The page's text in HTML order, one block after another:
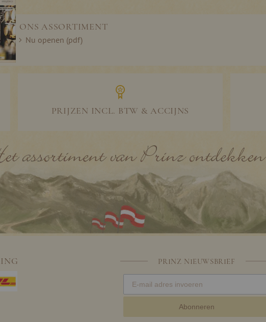
ONS ASSORTIMENT
Nu openen (pdf)
PRIJZEN INCL. BTW & ACCIJNS
PRINZ NIEUWSBRIEF
Abonneren